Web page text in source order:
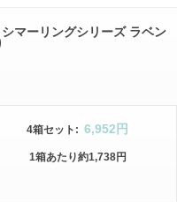
マーリングシリーズ ラベン
4箱セット : 6,952円
1箱あたり約1,738円